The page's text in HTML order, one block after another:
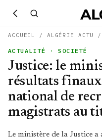
ACCUEIL / ALGÉRIE ACTU /
ACTUALITÉ · SOCIETÉ
Justice: le
résultats
national de
magistrats au
Le ministère de la Justice